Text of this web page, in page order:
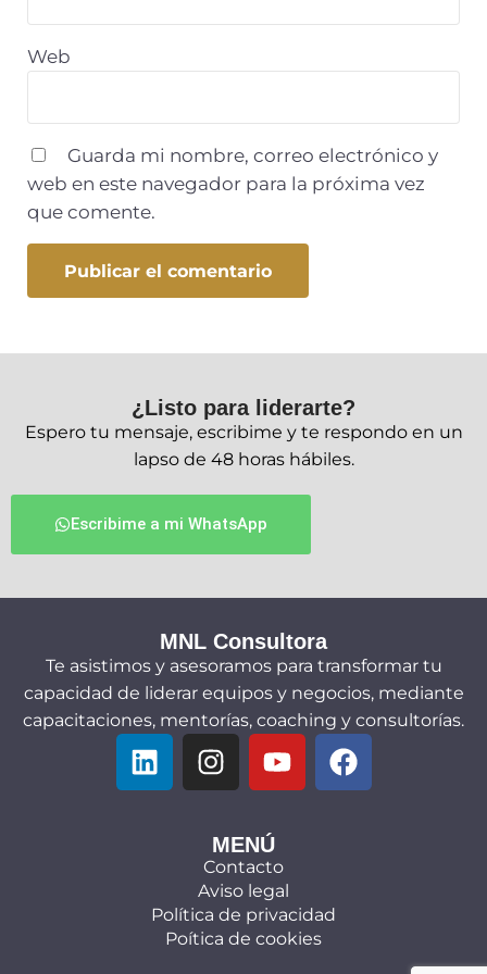
Web
Guarda mi nombre, correo electrónico y
web en este navegador para la próxima vez
que comente.
¿Listo para liderarte?
Espero tu mensaje, escribime y te respondo en un
lapso de 48 horas hábiles.
Escribime a mi WhatsApp
MNL Consultora
Te asistimos y asesoramos para transformar tu
capacidad de liderar equipos y negocios, mediante
capacitaciones, mentorías, coaching y consultorías.
MENÚ
Contacto
Aviso legal
Política de privacidad
Poítica de cookies